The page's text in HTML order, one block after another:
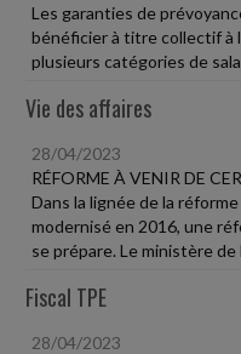
Les garanties de
bénéficier à titre collectif à
plusieurs catégories de
Vie des affaires
28/04/2023
RÉFORME À VENIR DE
Dans la lignée de la
modernisé en 2016, une
se prépare. Le ministère de
Fiscal TPE
28/04/2023